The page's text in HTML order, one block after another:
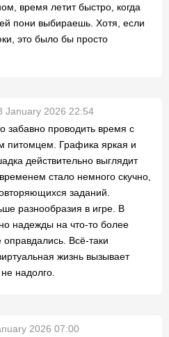
время летит быстро, когда
пони выбираешь. Хотя, если
это было бы просто
January 2026 22:54
забавно проводить время с
питомцем. Графика яркая и
действительно выглядит
стало немного скучно,
заданий.
разнообразия в игре. В
надежды на что-то более
оправдались. Всё-таки
жизнь вызывает
надолго.
2026 07:00